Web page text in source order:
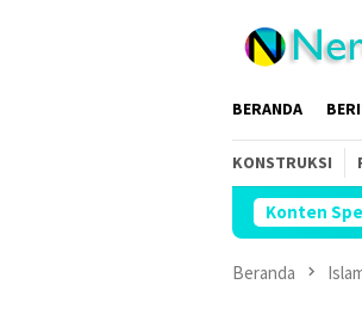
BERANDA
KONSTRUKSI
Konten
Expo 2026 Bidik 12 Ribu
Beranda